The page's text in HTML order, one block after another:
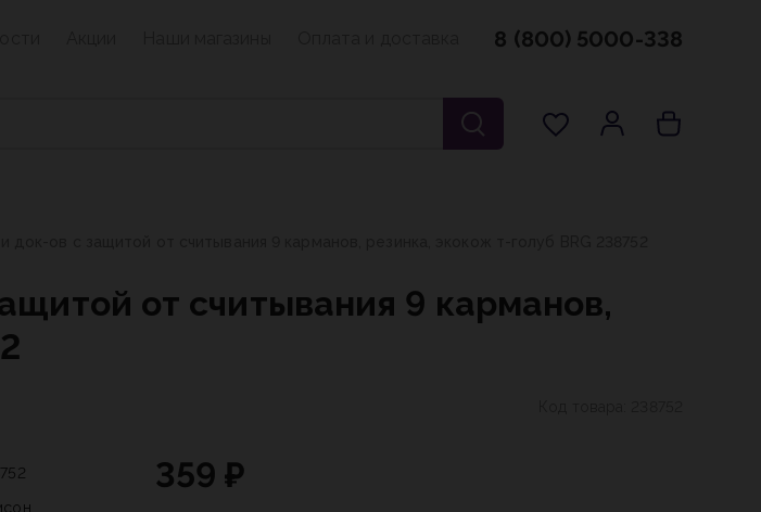
8 (800) 5000-338
от считывания 9 карманов,
359 ₽